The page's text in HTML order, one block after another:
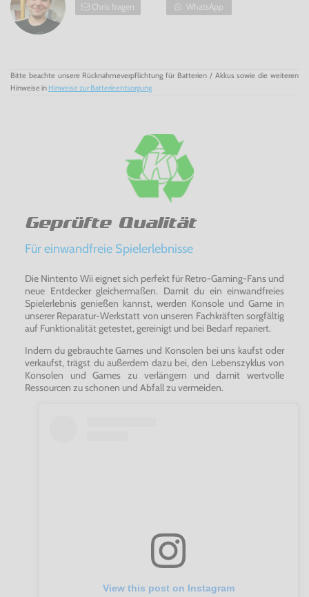
Chris fragen WhatsApp
Bitte beachte unsere Rücknahmeverpflichtung für Batterien / Akkus sowie die weiteren
Hinweise in Hinweise zur Batterieentsorgung
Geprüfte Qualität
Für einwandfreie Spielerlebnisse
Die Nintento Wii eignet sich perfekt für Retro-Gaming-Fans und
neue Entdecker gleichermaßen. Damit du ein einwandfreies
Spielerlebnis genießen kannst, werden Konsole und Game in
unserer Reparatur-Werkstatt von unseren Fachkräften sorgfältig
auf Funktionalität getestet, gereinigt und bei Bedarf repariert.
Indem du gebrauchte Games und Konsolen bei uns kaufst oder
verkaufst, trägst du außerdem dazu bei, den Lebenszyklus von
Konsolen und Games zu verlängern und damit wertvolle
Ressourcen zu schonen und Abfall zu vermeiden.
View this post on Instagram